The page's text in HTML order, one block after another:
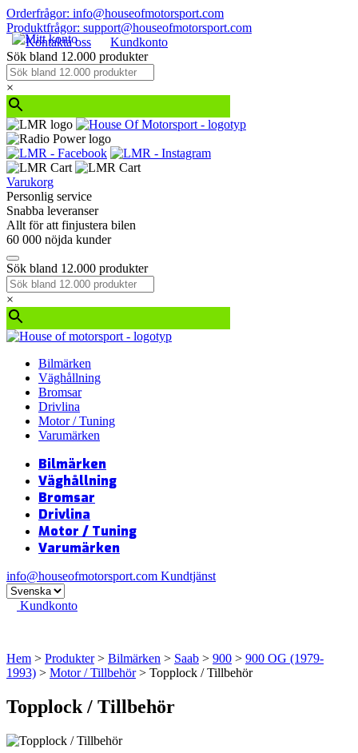
Orderfrågor: info@houseofmotorsport.com
Produktfrågor: support@houseofmotorsport.com
Kontakta oss
Kundkonto
Sök bland 12.000 produkter
×
Varukorg
Personlig service
Snabba leveranser
Allt för att finjustera bilen
60 000 nöjda kunder
Sök bland 12.000 produkter
×
Bilmärken
Väghållning
Bromsar
Drivlina
Motor / Tuning
Varumärken
Bilmärken
Väghållning
Bromsar
Drivlina
Motor / Tuning
Varumärken
info@houseofmotorsport.com Kundtjänst
Kundkonto
Hem > Produkter> Bilmärken > Saab > 900 > 900 OG (1979-
1993) > Motor / Tillbehör> Topplock / Tillbehör
Topplock / Tillbehör